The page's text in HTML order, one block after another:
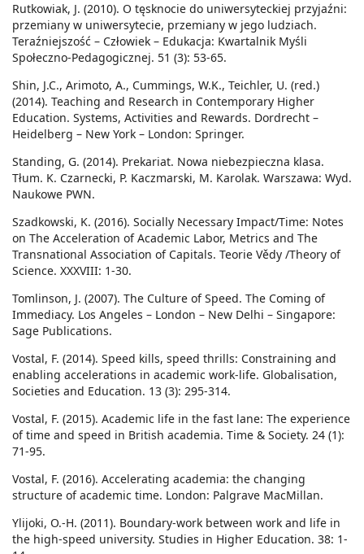
Rutkowiak, J. (2010). O tęsknocie do uniwersyteckiej przyjaźni:
przemiany w uniwersytecie, przemiany w jego ludziach.
Teraźniejszość – Człowiek – Edukacja: Kwartalnik Myśli
Społeczno-Pedagogicznej. 51 (3): 53-65.
Shin, J.C., Arimoto, A., Cummings, W.K., Teichler, U. (red.)
(2014). Teaching and Research in Contemporary Higher
Education. Systems, Activities and Rewards. Dordrecht –
Heidelberg – New York – London: Springer.
Standing, G. (2014). Prekariat. Nowa niebezpieczna klasa.
Tłum. K. Czarnecki, P. Kaczmarski, M. Karolak. Warszawa: Wyd.
Naukowe PWN.
Szadkowski, K. (2016). Socially Necessary Impact/Time: Notes
on The Acceleration of Academic Labor, Metrics and The
Transnational Association of Capitals. Teorie Vědy /Theory of
Science. XXXVIII: 1-30.
Tomlinson, J. (2007). The Culture of Speed. The Coming of
Immediacy. Los Angeles – London – New Delhi – Singapore:
Sage Publications.
Vostal, F. (2014). Speed kills, speed thrills: Constraining and
enabling accelerations in academic work-life. Globalisation,
Societies and Education. 13 (3): 295-314.
Vostal, F. (2015). Academic life in the fast lane: The experience
of time and speed in British academia. Time & Society. 24 (1):
71-95.
Vostal, F. (2016). Accelerating academia: the changing
structure of academic time. London: Palgrave MacMillan.
Ylijoki, O.-H. (2011). Boundary-work between work and life in
the high-speed university. Studies in Higher Education. 38: 1-